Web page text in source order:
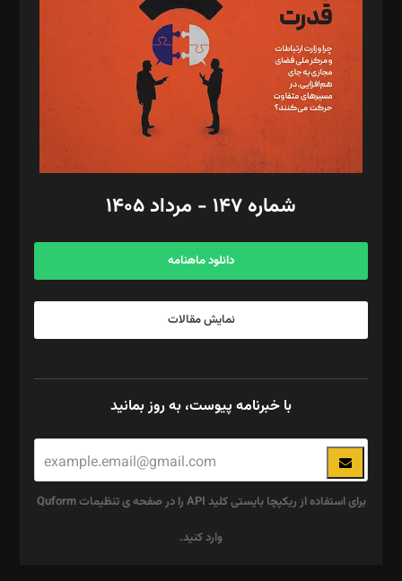
رستمی،مصطفی باستان
ویرایش: نگار استاد‌‌آقا
طراح یونیفرم: مجید توکلی
فیلمبرداری و عکاسی: امیر شفیعی، مانی لطفی زاده
گرافیک و صفحه‌آرایی: سید‌سبحان‌علی ثابت
مد‌یر توسعه تجاری: کامبیز برید‌
امور مالی: شاپور رهبری، محمد‌ کاظمی‌نیا
آگهی و مشترکین: ۰۹۱۹۹۹۹۰۴۵۴
شماره ۱۴۷ - مرداد ۱۴۰۵
دانلود ماهنامه
نمایش مقالات
با خبرنامه پیوست، به روز بمانید
برای استفاده از ریکپچا بایستی کلید API را در صفحه ی تنظیمات Quform
وارد کنید.